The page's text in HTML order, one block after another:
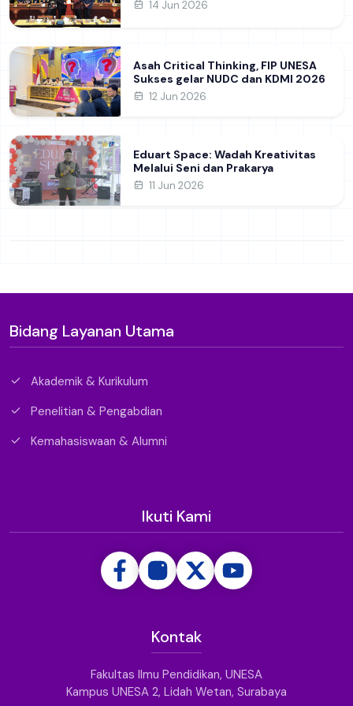
14 Jun 2026
Asah Critical Thinking, FIP UNESA
Sukses gelar NUDC dan KDMI 2026
12 Jun 2026
Eduart Space: Wadah Kreativitas
Melalui Seni dan Prakarya
11 Jun 2026
Bidang Layanan Utama
Akademik & Kurikulum
Penelitian & Pengabdian
Kemahasiswaan & Alumni
Ikuti Kami
Kontak
Fakultas Ilmu Pendidikan, UNESA
Kampus UNESA 2, Lidah Wetan, Surabaya